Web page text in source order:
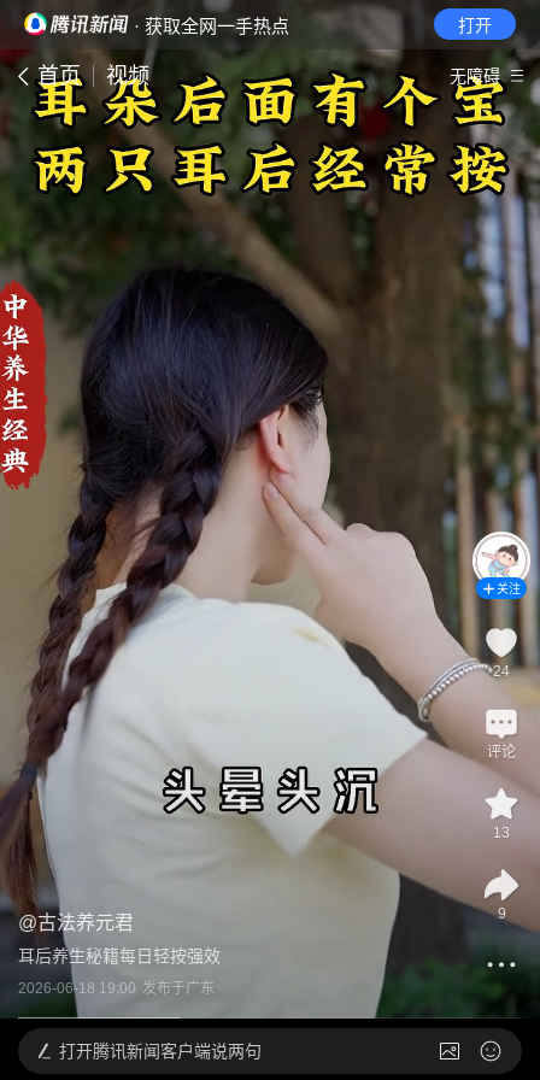
· 获取全网一手热点 打开
首页 视频 无障碍
@古法养元君
耳后养生秘籍每日轻按强效
2026-06-18 19:00 发布于广东
关注
24
评论
13
9
打开腾讯新闻客户端说两句